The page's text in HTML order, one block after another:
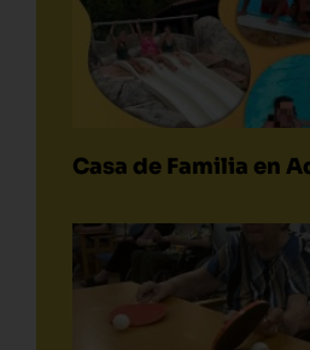
Casa de Familia en